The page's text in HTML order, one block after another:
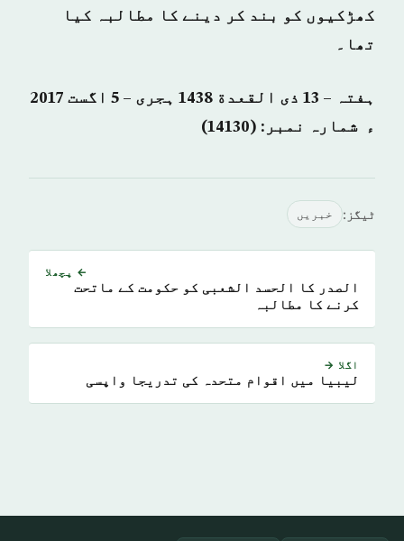
کھڑکیوں کو بند کر دینے کا مطالبہ کیا
تھا۔
ہفتہ – 13 ذی القعدة 1438 ہجری – 5 اگست 2017
ء شمارہ نمبر: (14130)
ٹیگز: خبريں
← پچھلا
الصدر کا الحسد الشعبی کو حکومت کے ماتحت
کرنے کا مطالبہ
اگلا →
لیبیا میں اقوام متحدہ کی تدریجا واپسی